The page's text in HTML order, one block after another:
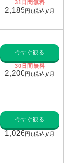
31日間無料
2,189円(税込)/月
今すぐ観る
30日間無料
2,200円(税込)/月
今すぐ観る
1,026円(税込)/月